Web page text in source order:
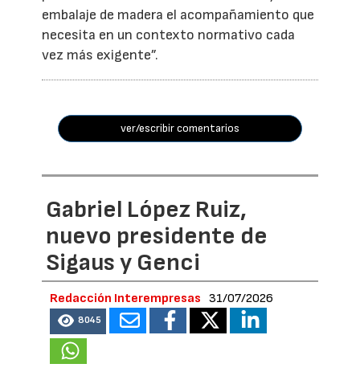
embalaje de madera el acompañamiento que
necesita en un contexto normativo cada
vez más exigente”.
ver/escribir comentarios
Gabriel López Ruiz,
nuevo presidente de
Sigaus y Genci
Redacción Interempresas 31/07/2026
8045